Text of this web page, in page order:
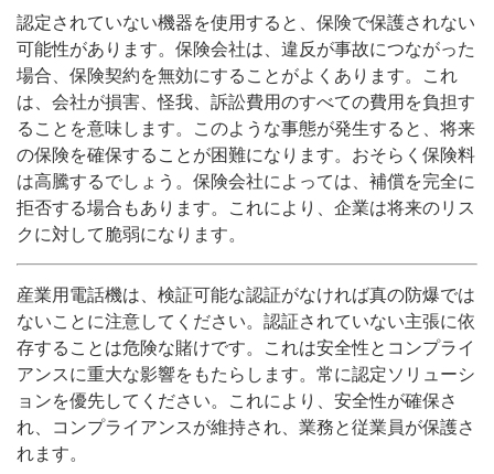
認定されていない機器を使用すると、保険で保護されない
可能性があります。保険会社は、違反が事故につながった
場合、保険契約を無効にすることがよくあります。これ
は、会社が損害、怪我、訴訟費用のすべての費用を負担す
ることを意味します。このような事態が発生すると、将来
の保険を確保することが困難になります。おそらく保険料
は高騰するでしょう。保険会社によっては、補償を完全に
拒否する場合もあります。これにより、企業は将来のリス
クに対して脆弱になります。
産業用電話機は、検証可能な認証がなければ真の防爆では
ないことに注意してください。認証されていない主張に依
存することは危険な賭けです。これは安全性とコンプライ
アンスに重大な影響をもたらします。常に認定ソリューシ
ョンを優先してください。これにより、安全性が確保さ
れ、コンプライアンスが維持され、業務と従業員が保護さ
れます。